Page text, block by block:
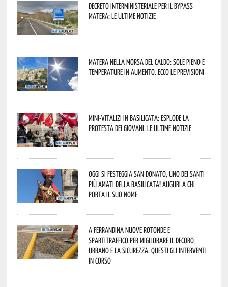
Decreto interministeriale per il Bypass
Matera: le ultime notizie
Matera nella morsa del caldo: sole pieno e
temperature in aumento. Ecco le previsioni
Mini-vitalizi in Basilicata: esplode la
protesta dei giovani. Le ultime notizie
Oggi si festeggia San Donato, uno dei Santi
più amati della Basilicata! Auguri a chi
porta il suo nome
A Ferrandina nuove rotonde e
spartitraffico per migliorare il decoro
urbano e la sicurezza. Questi gli interventi
in corso